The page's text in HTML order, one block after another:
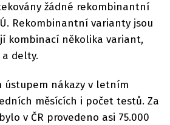
žádné rekombinantní
Rekombinantní varianty jsou
kombinací několika variant,
delty.
ústupem nákazy v letním
měsících i počet testů. Za
v ČR provedeno asi 75.000